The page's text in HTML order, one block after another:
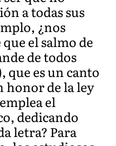
a todas sus
¿nos
el salmo de
de todos
que es un canto
honor de la ley
el
dedicando
letra? Para